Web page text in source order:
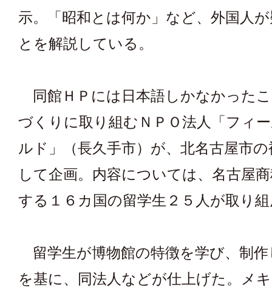
示。「昭和とは何か」など、外国人
とを解説している。
同館ＨＰには日本語しかなかった
づくりに取り組むＮＰＯ法人「フィ
ルド」（長久手市）が、北名古屋市
して企画。内容については、名古屋
する１６カ国の留学生２５人が取り
留学生が博物館の特徴を学び、制作
を基に、同法人などが仕上げた。メ